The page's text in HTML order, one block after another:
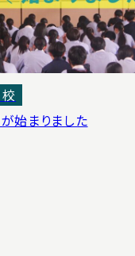
始まりました